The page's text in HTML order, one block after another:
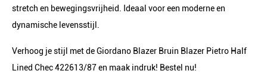
stretch en bewegingsvrijheid. Ideaal voor een moderne en
dynamische levensstijl.
Verhoog je stijl met de Giordano Blazer Bruin Blazer Pietro Half
Lined Chec 422613/87 en maak indruk! Bestel nu!